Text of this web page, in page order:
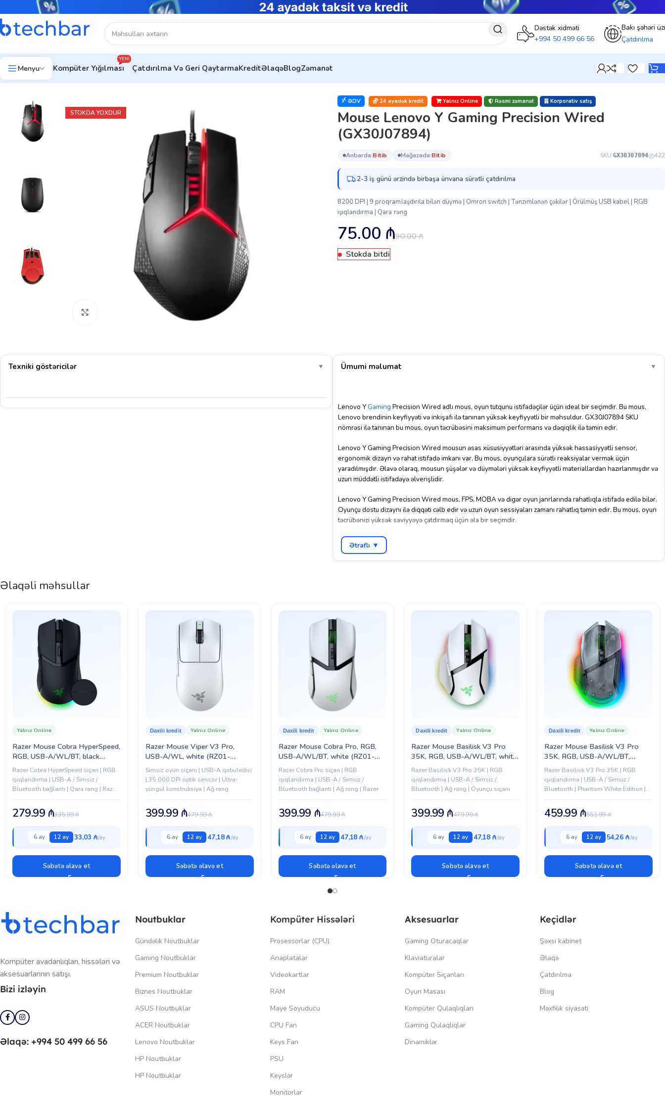
Dəstək xidməti
+994 50 499 66 56
Bakı şəhəri
Çatdırılma
Menyu Kompüter Yığılması
YENI
Çatdırılma Və Geri QaytarmaKreditƏlaqəBlogZəmanət
Ev Kompüter aksesuarları
STOKDA YOXDUR
Böyütmək üçün klikləyin
ƏDV 24 ayadək kredit Yalnız Online Rəsmi zəmanət Korporativ satış
Mouse Lenovo Y Gaming Precision Wired
(GX30J07894)
anbarda: bi̇ti̇b mağazada: bi̇ti̇b SKU:GX30J07894 422
2-3 iş günü ərzində birbaşa ünvana sürətli çatdırılma
8200 DPI | 9 proqramlaşdırıla bilən düymə | Omron switch | Tənzimlənən çəkilər | Örülmüş USB kabel | RGB
işıqlandırma | Qara rəng
90.00₼
75.00 ₼
Stokda bitdi
Texniki göstəricilər ▼ Ümumi məlumat ▼
Lenovo YGaming Precision Wired adlı mous, oyun tutqunu istifadəçilər üçün ideal bir seçimdir. Bu mous,
Lenovo brendinin keyfiyyəti və inkişafı ilə tanınan yüksək keyfiyyətli bir məhsuldur. GX30J07894 SKU
nömrəsi ilə tanınan bu mous, oyun təcrübəsini maksimum performans və dəqiqlik ilə təmin edir.
Lenovo Y Gaming Precision Wired mousun əsas xüsusiyyətləri arasında yüksək hassasiyyətli sensor,
ergonomik dizayn və rahat istifadə imkanı var. Bu mous, oyunçulara sürətli reaksiyalar vermək üçün
yaradılmışdır. Əlavə olaraq, mousun şüşələr və düymələri yüksək keyfiyyətli materiallardan hazırlanmışdır və
uzun müddətli istifadəyə əlverişlidir.
Lenovo Y Gaming Precision Wired mous, FPS, MOBA və digər oyun janrlarında rahatlıqla istifadə edilə bilər.
Oyunçu dostu dizaynı ilə diqqəti cəlb edir və uzun oyun sessiyaları zamanı rahatlıq təmin edir. Bu mous, oyun
təcrübənizi yüksək səviyyəyə çatdırmaq üçün əla bir seçimdir.
Lenovo Y Gaming Precision Wired mous, Lenovo brendinin keyfiyyəti ilə məşhur olsa da, bu konkret model
oyunçular üçün dizayn edilmişdir.
Ətraflı ▼
Əlaqəli məhsullar
Razer Mouse Cobra HyperSpeed,
RGB, USB-A/WL/BT, black
(RZ01-05570100-R3G1)
Yalnız Online
Razer Cobra HyperSpeed siçan | RGB
işıqlandırma | USB-A / Simsiz /
Bluetooth bağlantı | Qara rəng | Razer
335.99₼
279.99 ₼
6 ay 12 ay 33,03 ₼
Səbətə əlavə et
Razer Mouse Viper V3 Pro,
USB-A/WL, white (RZ01-
05120200-R3G1)
Daxili kredit Yalnız Online
Simsiz oyun siçanı | USB-A qəbuledici
| 35.000 DPI optik sensor | Ultra-
yüngül konstruksiya | Ağ rəng
479.99₼
399.99 ₼
6 ay 12 ay 47,18 ₼
Səbətə əlavə et
Razer Mouse Cobra Pro, RGB,
USB-A/WL/BT, white (RZ01-
04660200-R3G1)
Daxili kredit Yalnız Online
Razer Cobra Pro siçan | RGB
işıqlandırma | USB-A / Simsiz /
Bluetooth bağlantı | Ağ rəng | Razer
479.99₼
399.99 ₼
6 ay 12 ay 47,18 ₼
Səbətə əlavə et
Razer Mouse Basilisk V3 Pro
35K, RGB, USB-A/WL/BT, white
(RZ01-05240200-R3G1)
Daxili kredit Yalnız Online
Razer Basilisk V3 Pro 35K | RGB
işıqlandırma | USB-A / Simsiz /
Bluetooth | Ağ rəng | Oyunçu siçanı
479.99₼
399.99 ₼
6 ay 12 ay 47,18 ₼
Səbətə əlavə et
Razer Mouse Basilisk V3 Pro
35K, RGB, USB-A/WL/BT,
Phantom White Ed. (RZ01-
05240400-R3G1)
Daxili kredit Yalnız Online
Razer Basilisk V3 Pro 35K | RGB
işıqlandırma | USB-A / Simsiz /
Bluetooth | Phantom White Edition |
551.99₼
459.99 ₼
6 ay 12 ay 54,26 ₼
Səbətə əlavə et
Kompüter avadanlıqları, hissələri və
aksesuarlarının satışı.
Bizi izləyin
Əlaqə: +994 50 499 66 56
Noutbuklar
Gündəlik Noutbuklar
Gaming Noutbuklar
Premium Noutbuklar
Biznes Noutbuklar
ASUS Noutbuklar
ACER Noutbuklar
Lenovo Noutbuklar
HP Noutbuklar
HP Noutbuklar
Kompüter Hissələri
Prosessorlar (CPU)
Anaplatalar
Videokartlar
RAM
Maye Soyuducu
CPU Fan
Keys Fan
PSU
Keyslər
Monitorlar
Aksesuarlar
Gaming Oturacaqlar
Klaviaturalar
Kompüter Siçanları
Oyun Masası
Kompüter Qulaqlıqları
Gaming Qulaqlıqlar
Dinamiklər
Keçidlər
Şəxsi kabinet
Əlaqə
Çatdırılma
Blog
Məxfilik siyasəti